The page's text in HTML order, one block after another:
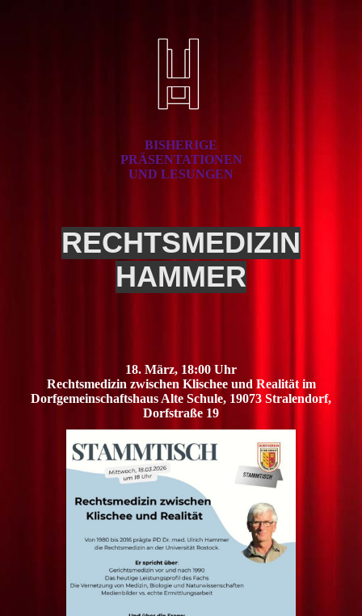
BISHERIGE
PRÄSENTATIONEN
UND LESUNGEN
RECHTSMEDIZIN
HAMMER
18. März, 18:00 Uhr
Rechtsmedizin zwischen Klischee und Realität im
Dorfgemeinschaftshaus Alte Schule, 19073 Stralendorf,
Dorfstraße 19